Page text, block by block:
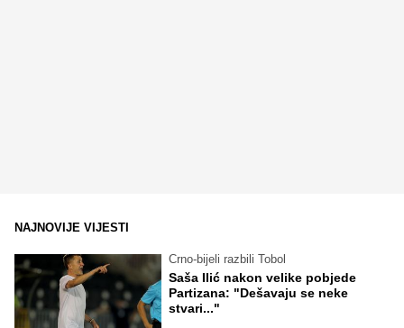
NAJNOVIJE VIJESTI
Crno-bijeli razbili Tobol
Saša Ilić nakon velike pobjede
Partizana: "Dešavaju se neke
stvari..."